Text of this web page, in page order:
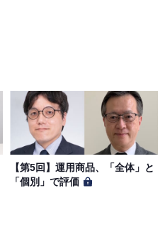
【第5回】運用商品、「全体」と
「個別」で評価